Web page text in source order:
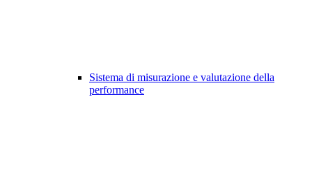
Sistema di misurazione e valutazione della
performance